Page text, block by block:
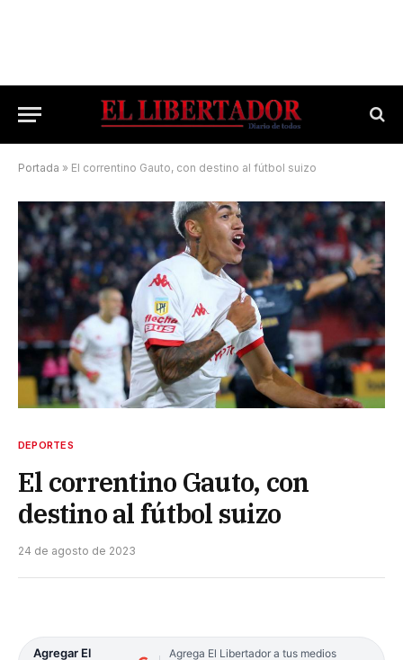
Portada » El correntino Gauto, con destino al fútbol suizo
DEPORTES
El correntino Gauto, con
destino al fútbol suizo
24 de agosto de 2023
Agregar El
Agrega El Libertador a tus medios